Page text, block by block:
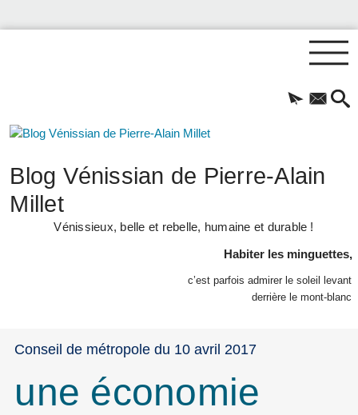
Blog Vénissian de Pierre-Alain
Millet
Vénissieux, belle et rebelle, humaine et durable !
Habiter les minguettes,
c’est parfois admirer le soleil levant
derrière le mont-blanc
Conseil de métropole du 10 avril 2017
une économie